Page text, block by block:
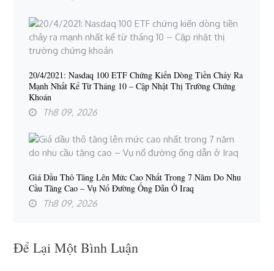
20/4/2021: Nasdaq 100 ETF Chứng Kiến Dòng Tiền Chảy Ra
Mạnh Nhất Kể Từ Tháng 10 – Cập Nhật Thị Trường Chứng
Khoán
Th8 09, 2026
Giá Dầu Thô Tăng Lên Mức Cao Nhất Trong 7 Năm Do Nhu
Cầu Tăng Cao – Vụ Nổ Đường Ống Dẫn Ở Iraq
Th8 09, 2026
Để Lại Một Bình Luận